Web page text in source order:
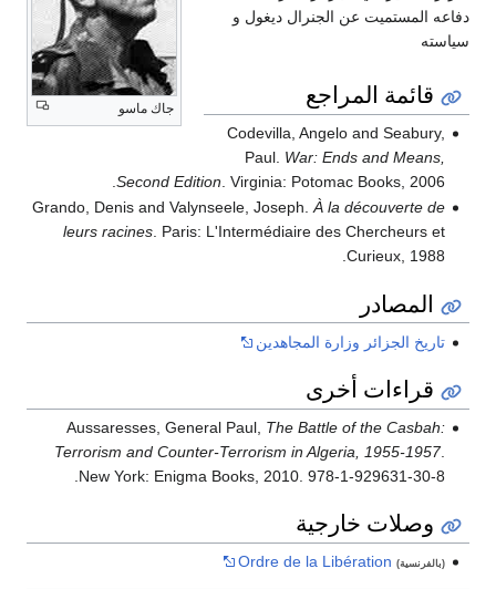
جاك ماسو
دفاعه المستميت عن الجنرال ديغول و
سياسته
قائمة المراجع
Codevilla, Angelo and Seabury,
Paul. War: Ends and Means,
Second Edition . Virginia: Potomac Books, 2006.
Grando, Denis and Valynseele, Joseph.À la découverte de
leurs racines. Paris: L'Intermédiaire des Chercheurs et
Curieux, 1988.
المصادر
تاريخ الجزائر وزارة المجاهدين
قراءات أخرى
Aussaresses, General Paul, The Battle of the Casbah:
Terrorism and Counter-Terrorism in Algeria, 1955-1957.
New York: Enigma Books, 2010. 978-1-929631-30-8.
وصلات خارجية
(بالفرنسية) Ordre de la Libération